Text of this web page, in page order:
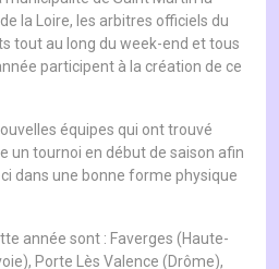
la Loire, les arbitres officiels du
tout au long du week-end et tous
participent à la création de ce
équipes qui ont trouvé
un tournoi en début de saison afin
dans une bonne forme physique
année sont : Faverges (Haute-
Porte Lès Valence (Drôme),